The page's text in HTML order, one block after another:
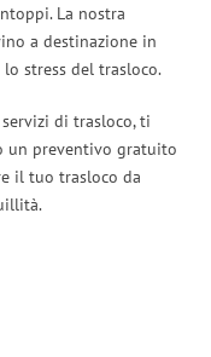
La nostra
a destinazione in
stress del trasloco.
di trasloco, ti
un preventivo gratuito
il tuo trasloco da